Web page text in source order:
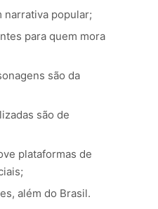
narrativa popular;
para quem mora
são da
são de
plataformas de
além do Brasil.